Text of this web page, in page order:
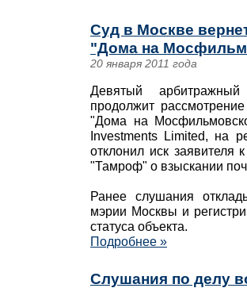
Суд в Москве
"Дома на
20 января 2011 года
Девятый
продолжит
"Дома на
Investments Limited, на
отклонил иск
"Тамроф" о взыскании
Ранее слушания
мэрии Москвы и
статуса объекта.
Подробнее »
Слушания по делу